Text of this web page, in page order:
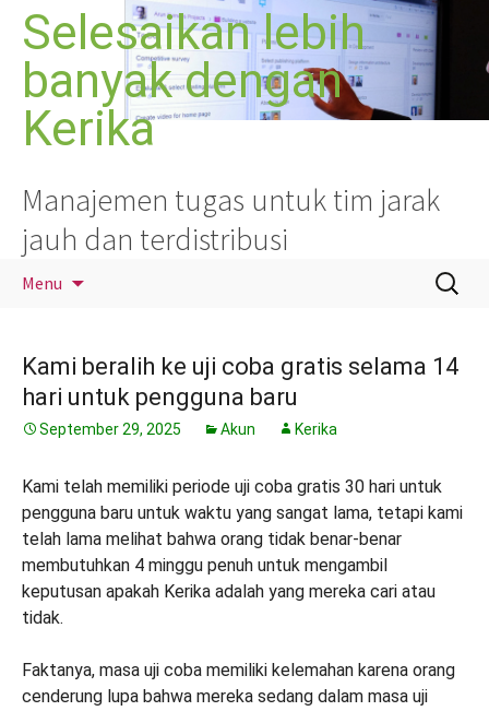
Langsung
Selesaikan lebih
banyak dengan
Kerika
Manajemen tugas untuk tim jarak
jauh dan terdistribusi
Menu
Cari
untuk:
Kami beralih ke uji coba gratis selama 14
hari untuk pengguna baru
September 29, 2025 Akun Kerika
Kami telah memiliki periode uji coba gratis 30 hari untuk
pengguna baru untuk waktu yang sangat lama, tetapi kami
telah lama melihat bahwa orang tidak benar-benar
membutuhkan 4 minggu penuh untuk mengambil
keputusan apakah Kerika adalah yang mereka cari atau
tidak.
Faktanya, masa uji coba memiliki kelemahan karena orang
cenderung lupa bahwa mereka sedang dalam masa uji